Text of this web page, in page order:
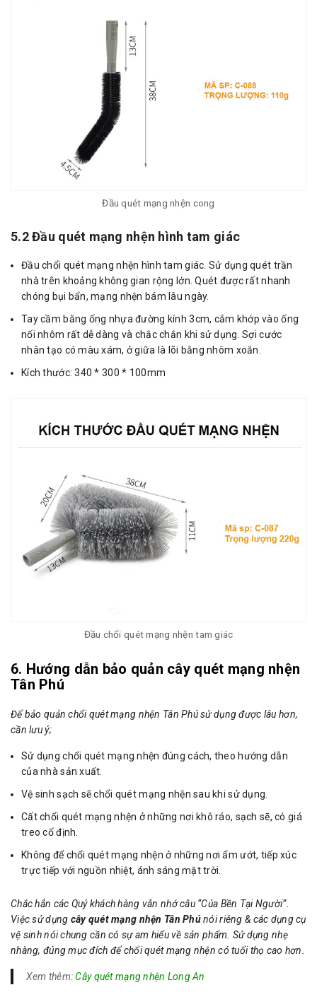
Đầu quét mạng nhện cong
5.2 Đầu quét mạng nhện hình tam giác
Đầu chổi quét mạng nhện hình tam giác. Sử dụng quét trần
nhà trên khoảng không gian rộng lớn. Quét được rất nhanh
chóng bụi bẩn, mạng nhện bám lâu ngày.
Tay cầm bằng ống nhựa đường kính 3cm, cắm khớp vào ống
nối nhôm rất dễ dàng và chắc chắn khi sử dụng. Sợi cước
nhân tạo có màu xám, ở giữa là lõi bằng nhôm xoắn.
Kích thước: 340 * 300 * 100mm
Đầu chổi quét mạng nhện tam giác
6. Hướng dẫn bảo quản cây quét mạng nhện
Tân Phú
Để bảo quản chổi quét mạng nhện Tân Phú sử dụng được lâu hơn,
cần lưu ý;
Sử dụng chổi quét mạng nhện đúng cách, theo hướng dẫn
của nhà sản xuất.
Vệ sinh sạch sẽ chổi quét mạng nhện sau khi sử dụng.
Cất chổi quét mạng nhện ở những nơi khô ráo, sạch sẽ, có giá
treo cố định.
Không để chổi quét mạng nhện ở những nơi ẩm ướt, tiếp xúc
trực tiếp với nguồn nhiệt, ánh sáng mặt trời.
Chắc hẳn các Quý khách hàng vẫn nhớ câu “Của Bền Tại Người”.
Việc sử dụng cây quét mạng nhện Tân Phúnói riêng & các dụng cụ
vệ sinh nói chung cần có sự am hiểu về sản phẩm. Sử dụng nhẹ
nhàng, đúng mục đích để chổi quét mạng nhện có tuổi thọ cao hơn.
Xem thêm:Cây quét mạng nhện Long An